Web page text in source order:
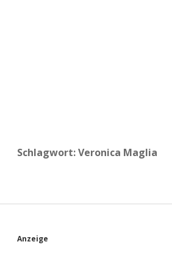
Schlagwort:Veronica Maglia
S
Anzeige